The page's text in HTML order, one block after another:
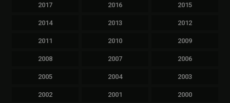
2017 2016 2015
2014 2013 2012
2011 2010 2009
2008 2007 2006
2005 2004 2003
2002 2001 2000